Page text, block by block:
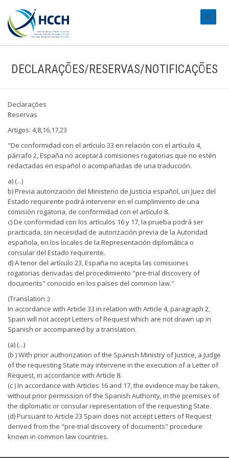
DECLARAÇÕES/RESERVAS/NOTIFICAÇÕES
Declarações
Reservas
Artigos: 4,8,16,17,23
"De conformidad con el artículo 33 en relación con el artículo 4,
párrafo 2, España no aceptará comisiones rogatorias que no estén
redactadas en español o acompañadas de una traducción.
a) (...)
b) Previa autorización del Ministerio de Justicia español, un Juez del
Estado requirente podrá intervenir en el cumplimiento de una
comisión rogatoria, de conformidad con el artículo 8.
c) De conformidad con los artículos 16 y 17, la prueba podrá ser
practicada, sin necesidad de autorización previa de la Autoridad
española, en los locales de la Representación diplomática o
consular del Estado requirente.
d) A tenor del artículo 23, España no acepta las comisiones
rogatorias derivadas del procedimiento "pre-trial discovery of
documents" conocido en los países del common law."
(Translation :)
In accordance with Article 33 in relation with Article 4, paragraph 2,
Spain will not accept Letters of Request which are not drawn up in
Spanish or accompanied by a translation.
(a) (...)
(b ) With prior authorization of the Spanish Ministry of Justice, a Judge
of the requesting State may intervene in the execution of a Letter of
Request, in accordance with Article 8.
(c ) In accordance with Articles 16 and 17, the evidence may be taken,
without prior permission of the Spanish Authority, in the premises of
the diplomatic or consular representation of the requesting State.
(d) Pursuant to Article 23 Spain does not accept Letters of Request
derived from the "pre-trial discovery of documents" procedure
known in common law countries.